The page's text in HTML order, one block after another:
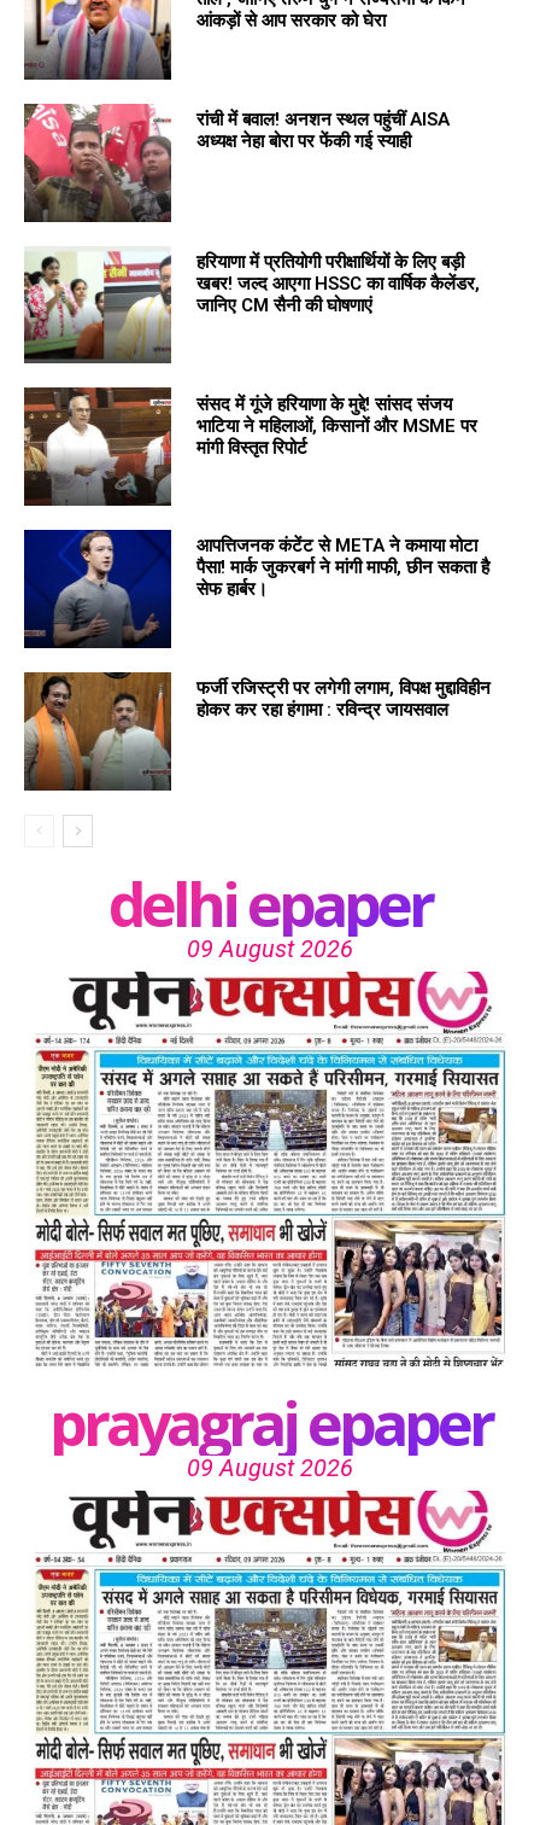
आंकड़ों से आप सरकार को घेरा
रांची में बवाल! अनशन स्थल पहुंचीं AISA
अध्यक्ष नेहा बोरा पर फेंकी गई स्याही
हरियाणा में प्रतियोगी परीक्षार्थियों के लिए बड़ी
खबर! जल्द आएगा HSSC का वार्षिक कैलेंडर,
जानिए CM सैनी की घोषणाएं
संसद में गूंजे हरियाणा के मुद्दे! सांसद संजय
भाटिया ने महिलाओं, किसानों और MSME पर
मांगी विस्तृत रिपोर्ट
आपत्तिजनक कंटेंट से META ने कमाया मोटा
पैसा! मार्क जुकरबर्ग ने मांगी माफी, छीन सकता है
सेफ हार्बर।
फर्जी रजिस्ट्री पर लगेगी लगाम, विपक्ष मुद्दाविहीन
होकर कर रहा हंगामा : रविन्द्र जायसवाल
delhi epaper
09 August 2026
prayagraj epaper
09 August 2026